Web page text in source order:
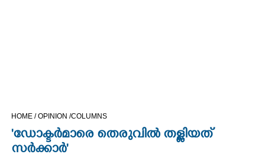
HOME /OPINION /COLUMNS
'ഡോക്ടർമാരെ തെരുവിൽ തള്ളിയത്
സർക്കാ‌ർ'